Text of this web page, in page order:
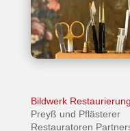
Bildwerk Restaurierung
Preyß und Pflästerer
Restauratoren